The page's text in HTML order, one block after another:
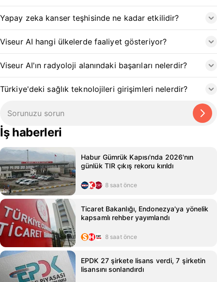
Yapay zeka kanser teşhisinde ne kadar etkilidir?
Viseur AI hangi ülkelerde faaliyet gösteriyor?
Viseur AI'ın radyoloji alanındaki başarıları nelerdir?
Türkiye'deki sağlık teknolojileri girişimleri nelerdir?
İş haberleri
Habur Gümrük Kapısı'nda 2026'nın
günlük TIR çıkış rekoru kırıldı
8 saat önce
Ticaret Bakanlığı, Endonezya'ya yönelik
kapsamlı rehber yayımlandı
8 saat önce
EPDK 27 şirkete lisans verdi, 7 şirketin
lisansını sonlandırdı